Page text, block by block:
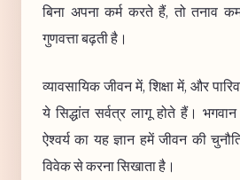
बिना अपना कर्म करते हैं, तो तनाव
गुणवत्ता बढ़ती है।
व्यावसायिक जीवन में, शिक्षा में, और
ये सिद्धांत सर्वत्र लागू होते हैं।
ऐश्वर्य का यह ज्ञान हमें जीवन की
विवेक से करना सिखाता है।